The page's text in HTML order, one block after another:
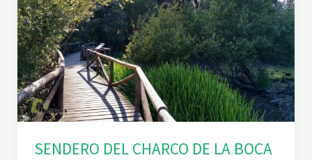
N
T
O
N
A
T
U
R
A
L
D
O
J
SENDERO DEL CHARCO DE LA BOCA